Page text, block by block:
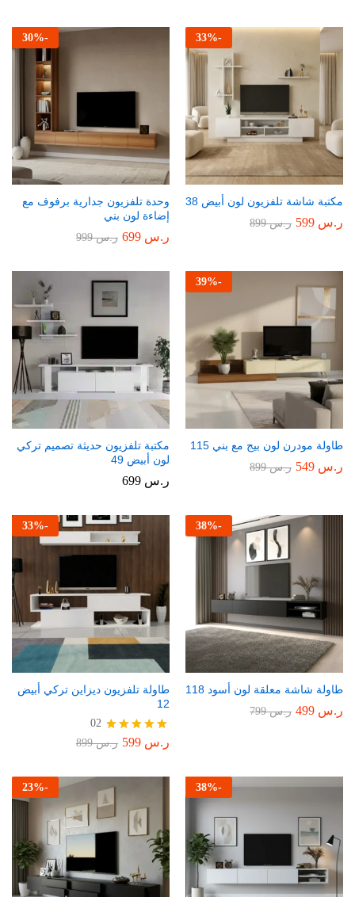
-
33%
مكتبة شاشة تلفزيون لون أبيض 38
ر.س ر.س899
-
30%
وحدة تلفزيون جدارية برفوف مع
إضاءة لون بني
ر.س ر.س999
-
39%
طاولة مودرن لون بيج مع بني 115
ر.س ر.س899
مكتبة تلفزيون حديثة تصميم تركي
لون أبيض 49
ر.س
-
38%
طاولة شاشة معلقة لون أسود 118
ر.س ر.س799
-
33%
طاولة تلفزيون ديزاين تركي أبيض
12
تم التقييم
02
ر.س ر.س899
-
38%
-
23%